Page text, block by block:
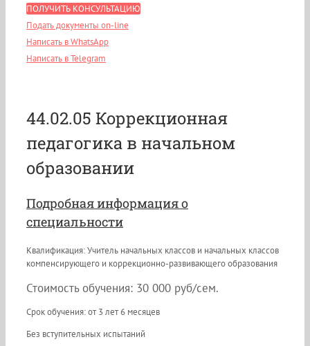
ПОЛУЧИТЬ КОНСУЛЬТАЦИЮ
Подать документы on-line
Написать в WhatsApp
Написать в Telegram
44.02.05 Коррекционная
педагогика в начальном
образовании
Подробная информация о
специальности
Квалификация: Учитель начальных классов и начальных классов
компенсирующего и коррекционно-развивающего образования
Стоимость обучения: 30 000 руб/сем.
Срок обучения: от 3 лет 6 месяцев
Без вступительных испытаний